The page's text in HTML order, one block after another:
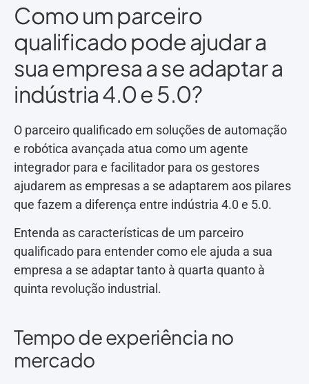
Como um parceiro
qualificado pode ajudar a
sua empresa a se adaptar a
indústria 4.0 e 5.0?
O parceiro qualificado em soluções de automação
e robótica avançada atua como um agente
integrador para e facilitador para os gestores
ajudarem as empresas a se adaptarem aos pilares
que fazem a diferença entre indústria 4.0 e 5.0.
Entenda as características de um parceiro
qualificado para entender como ele ajuda a sua
empresa a se adaptar tanto à quarta quanto à
quinta revolução industrial.
Tempo de experiência no
mercado